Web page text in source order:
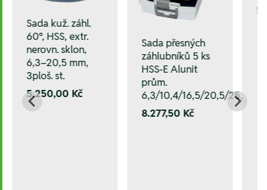
Sada kuž. záhl.
60°, HSS, extr.
nerovn. sklon,
6,3–20,5 mm,
3ploš. st.
5.250,00 Kč
Sada přesných
záhlubníků 5 ks
HSS-E Alunit
prům.
6,3/10,4/16,5/20,5/25,0
8.277,50 Kč